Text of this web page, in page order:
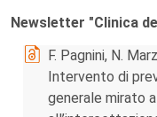
Newsletter "Clinica
F. Pagnini, N.
Intervento di
generale mirato